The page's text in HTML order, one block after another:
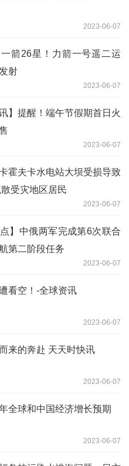
2023-06-07
箭26星！力箭一号遥二运
射
2023-06-07
】提醒！端午节假期首日火
2023-06-07
霍夫卡水电站大坝受损导致
受灾地区居民
2023-06-07
点】中俄两军完成第6次联合
第二阶段任务
2023-06-07
看空！-全球资讯
2023-06-07
来的奔赴 天天时快讯
2023-06-07
全球和中国经济增长预期
2023-06-07